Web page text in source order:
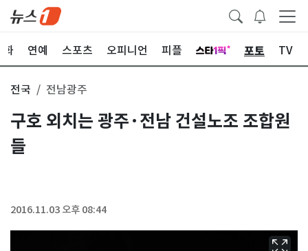
화 연예 스포츠 오피니언 피플 포토 TV
전국 전남광주
구호 외치는 광주·전남 건설노조 조합원
들
2016.11.03 오후 08:44